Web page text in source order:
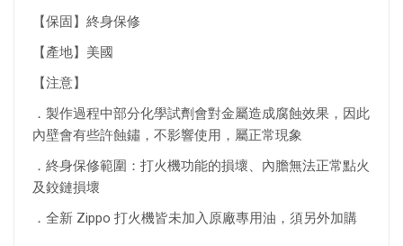
【保固】終身保修
【產地】美國
【注意】
．製作過程中部分化學試劑會對金屬造成腐蝕效果，因此
內壁會有些許蝕鏽，不影響使用，屬正常現象
．終身保修範圍：打火機功能的損壞、內膽無法正常點火
及鉸鏈損壞
．全新 Zippo 打火機皆未加入原廠專用油，須另外加購